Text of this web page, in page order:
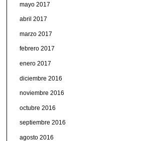
mayo 2017
abril 2017
marzo 2017
febrero 2017
enero 2017
diciembre 2016
noviembre 2016
octubre 2016
septiembre 2016
agosto 2016